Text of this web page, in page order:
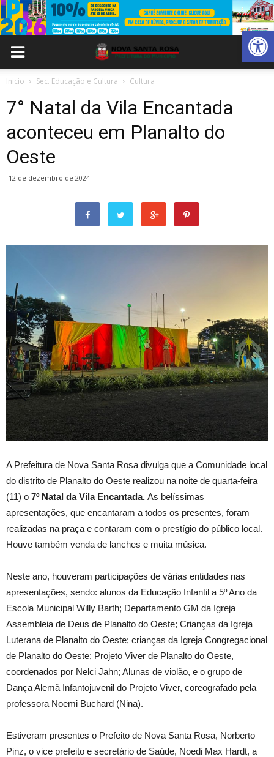
Abrir
Inicio Sec. Educação e Cultura Cultura
7° Natal da Vila Encantada
aconteceu em Planalto do
Oeste
12 de dezembro de 2024
A Prefeitura de Nova Santa Rosa divulga que a Comunidade local
do distrito de Planalto do Oeste realizou na noite de quarta-feira
(11) o 7º Natal da Vila Encantada. As belíssimas
apresentações, que encantaram a todos os presentes, foram
realizadas na praça e contaram com o prestígio do público local.
Houve também venda de lanches e muita música.
Neste ano, houveram participações de várias entidades nas
apresentações, sendo: alunos da Educação Infantil a 5º Ano da
Escola Municipal Willy Barth; Departamento GM da Igreja
Assembleia de Deus de Planalto do Oeste; Crianças da Igreja
Luterana de Planalto do Oeste; crianças da Igreja Congregacional
de Planalto do Oeste; Projeto Viver de Planalto do Oeste,
coordenados por Nelci Jahn; Alunas de violão, e o grupo de
Dança Alemã Infantojuvenil do Projeto Viver, coreografado pela
professora Noemi Buchard (Nina).
Estiveram presentes o Prefeito de Nova Santa Rosa, Norberto
Pinz, o vice prefeito e secretário de Saúde, Noedi Max Hardt, a